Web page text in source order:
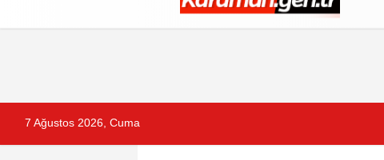
Künye İletişim Çerez Politikası
7 Ağustos 2026, Cuma